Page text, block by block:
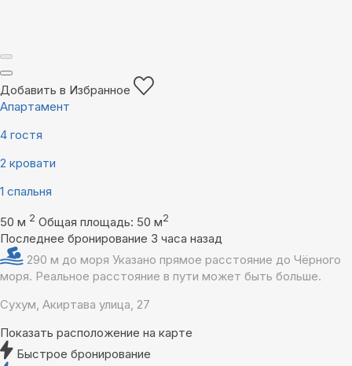
Добавить в Избранное
Апартамент
4 гостя
2 кровати
1 спальня
50 м 2 Общая площадь: 50 м2
Последнее бронирование 3 часа назад
290 м до моря Указано прямое расстояние до Чёрного
моря. Реальное расстояние в пути может быть больше.
Сухум, Акиртава улица, 27
Показать расположение на карте
Быстрое бронирование